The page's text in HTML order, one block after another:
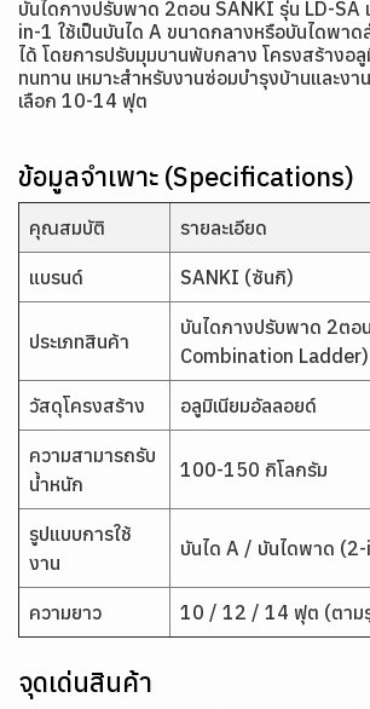
บันไดกางปรับพาด 2ตอน SANKI รุ่น LD-SA
in-1 ใช้เป็นบันได A ขนาดกลางหรือบันไดพา
ได้ โดยการปรับมุมบานพับกลาง โครงสร้างอลู
ทนทาน เหมาะสำหรับงานซ่อมบำรุงบ้านและงา
เลือก 10-14 ฟุต
ข้อมูลจำเพาะ (Specifications)
คุณสมบัติ รายละเอียด
แบรนด์ SANKI (ซันกิ)
ประเภทสินค้า
บันไดกางปรับพาด 2ตอ
Combination Ladder)
วัสดุโครงสร้าง อลูมิเนียมอัลลอยด์
ความสามารถรับ
น้ำหนัก
100-150 กิโลกรัม
รูปแบบการใช้
งาน
บันได A / บันไดพาด
ความยาว 10 / 12 / 14 ฟุต (ตาม
จุดเด่นสินค้า